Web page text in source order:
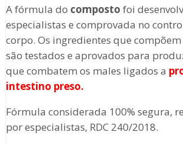
A fórmula do composto foi
especialistas e comprovada no
corpo. Os ingredientes que
são testados e aprovados para
que combatem os males ligados a
intestino preso.
Fórmula considerada 100% segura,
por especialistas, RDC 240/2018.